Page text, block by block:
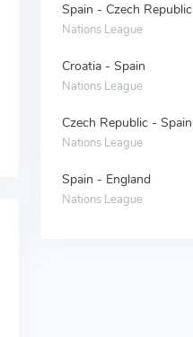
Spain - Czech Republic
Nations League
Croatia - Spain
Nations League
Czech Republic - Spain
Nations League
Spain - England
Nations League